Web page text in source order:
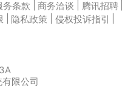
务条款 商务洽谈 腾讯招聘
隐私政策 侵权投诉指引
限公司